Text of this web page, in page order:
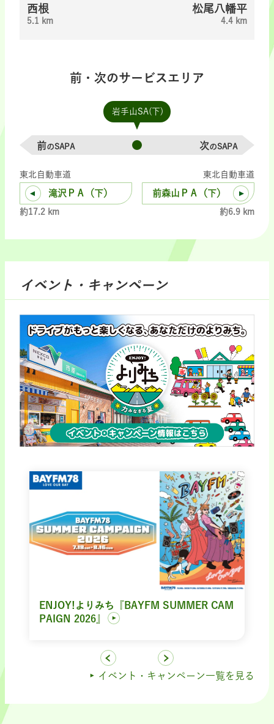
西根
5.1 km
松尾八幡平
4.4 km
前・次のサービスエリア
岩手山SA(下)
前のSAPA 次のSAPA
東北自動車道
滝沢ＰＡ（下）
約17.2 km
東北自動車道
前森山ＰＡ（下）
約6.9 km
イベント・キャンペーン
ENJOY!よりみち『BAYFM SUMMER CAM
PAIGN 2026』
イベント・キャンペーン一覧を見る